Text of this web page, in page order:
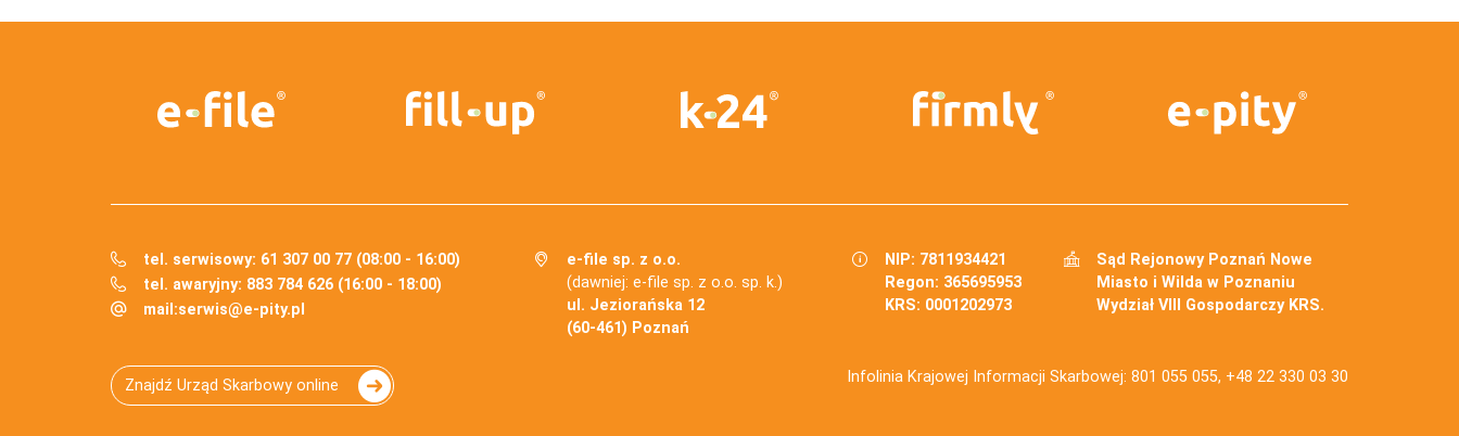
tel. serwisowy: 61 307 00 77 (08:00 - 16:00)
tel. awaryjny: 883 784 626 (16:00 - 18:00)
mail:serwis@e-pity.pl
e-file sp. z o.o.
(dawniej: e-file sp. z o.o. sp. k.)
ul. Jeziorańska 12
(60-461) Poznań
NIP: 7811934421
Regon: 365695953
KRS: 0001202973
Sąd Rejonowy Poznań Nowe
Miasto i Wilda w Poznaniu
Wydział VIII Gospodarczy KRS.
Znajdź Urząd Skarbowy online Infolinia Krajowej Informacji Skarbowej: 801 055 055, +48 22 330 03 30